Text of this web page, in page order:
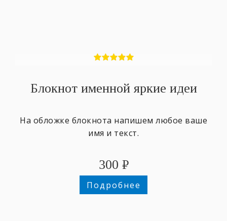
Блокнот именной яркие идеи
На обложке блокнота напишем любое ваше
имя и текст.
300 ₽
Подробнее